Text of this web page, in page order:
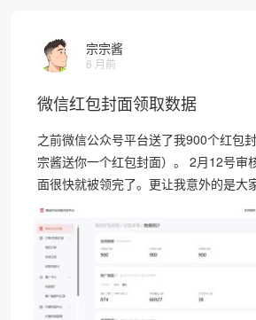
宗宗酱
6 月前
微信红包封面领取数据
之前微信公众号平台送了我900个红包
宗酱送你一个红包封面）。 2月12号审
面很快就被领完了。更让我意外的是